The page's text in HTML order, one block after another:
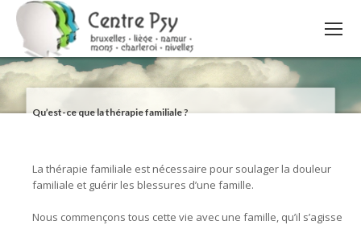
Qu’est-ce que la thérapie familiale ?
La thérapie familiale est nécessaire pour soulager la douleur
familiale et guérir les blessures d’une famille.
Nous commençons tous cette vie avec une famille, qu’il s’agisse